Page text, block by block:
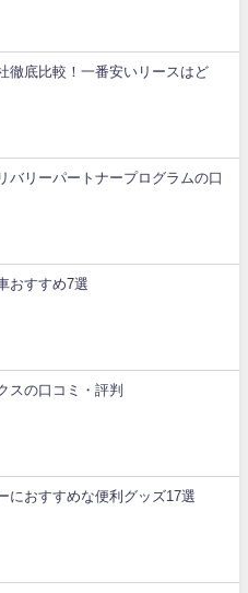
徹底比較！一番安いリースはど
バリーパートナープログラムの口
おすすめ7選
スの口コミ・評判
におすすめな便利グッズ17選